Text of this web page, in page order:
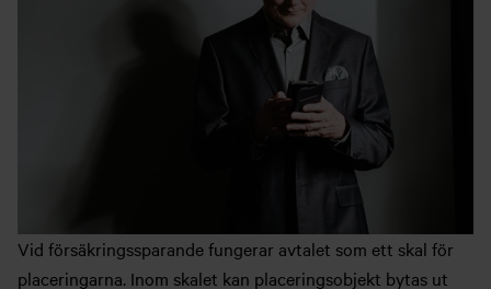
Vid försäkringssparande fungerar avtalet som ett skal för
placeringarna. Inom skalet kan placeringsobjekt bytas ut